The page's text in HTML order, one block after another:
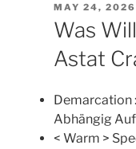
POSTED
ON
MAY 24, 2026
Was
Astat
Demarcation
Abhängig
< Warm >